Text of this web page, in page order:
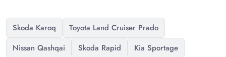
Skoda Karoq
Toyota Land Cruiser Prado
Nissan Qashqai
Skoda Rapid
Kia Sportage